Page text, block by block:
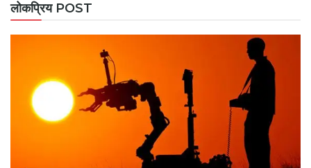
लोकप्रिय POST